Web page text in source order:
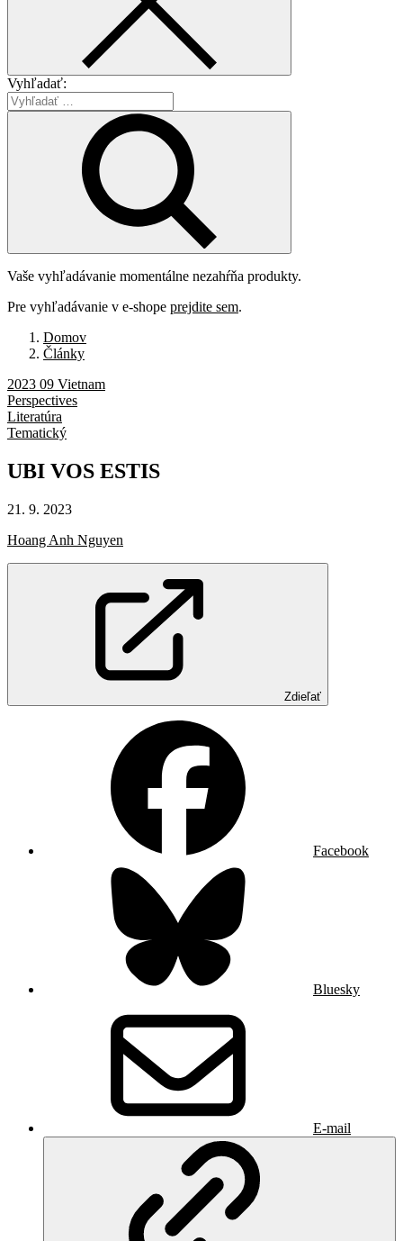
Vyhľadať:
Vaše vyhľadávanie momentálne nezahŕňa produkty.
Pre vyhľadávanie v e-shope prejdite sem.
Domov
Články
2023 09 Vietnam
Perspectives
Literatúra
Tematický
UBI VOS ESTIS
21. 9. 2023
Hoang Anh Nguyen
Zdieľať
Facebook
Bluesky
E-mail